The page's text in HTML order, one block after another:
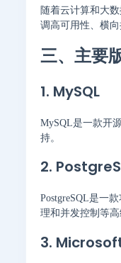
随着云计算和大
调高可用性、横向
三、主要
1. MySQL
MySQL是一款开
持。
2.
PostgreSQL是一
理和并发控制等高
3.